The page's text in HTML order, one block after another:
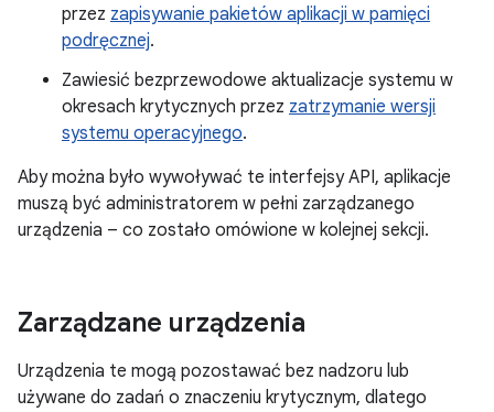
przez zapisywanie pakietów aplikacji w pamięci
podręcznej.
Zawiesić bezprzewodowe aktualizacje systemu w
okresach krytycznych przez zatrzymanie wersji
systemu operacyjnego.
Aby można było wywoływać te interfejsy API, aplikacje
muszą być administratorem w pełni zarządzanego
urządzenia – co zostało omówione w kolejnej sekcji.
Zarządzane urządzenia
Urządzenia te mogą pozostawać bez nadzoru lub
używane do zadań o znaczeniu krytycznym, dlatego